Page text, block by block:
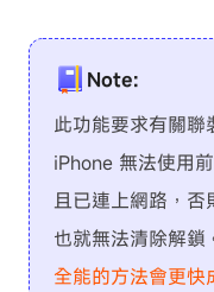
Note:
此功能要求有關
iPhone 無法使用
且已連上網路，否
也就無法清除解鎖
全能的方法會更快